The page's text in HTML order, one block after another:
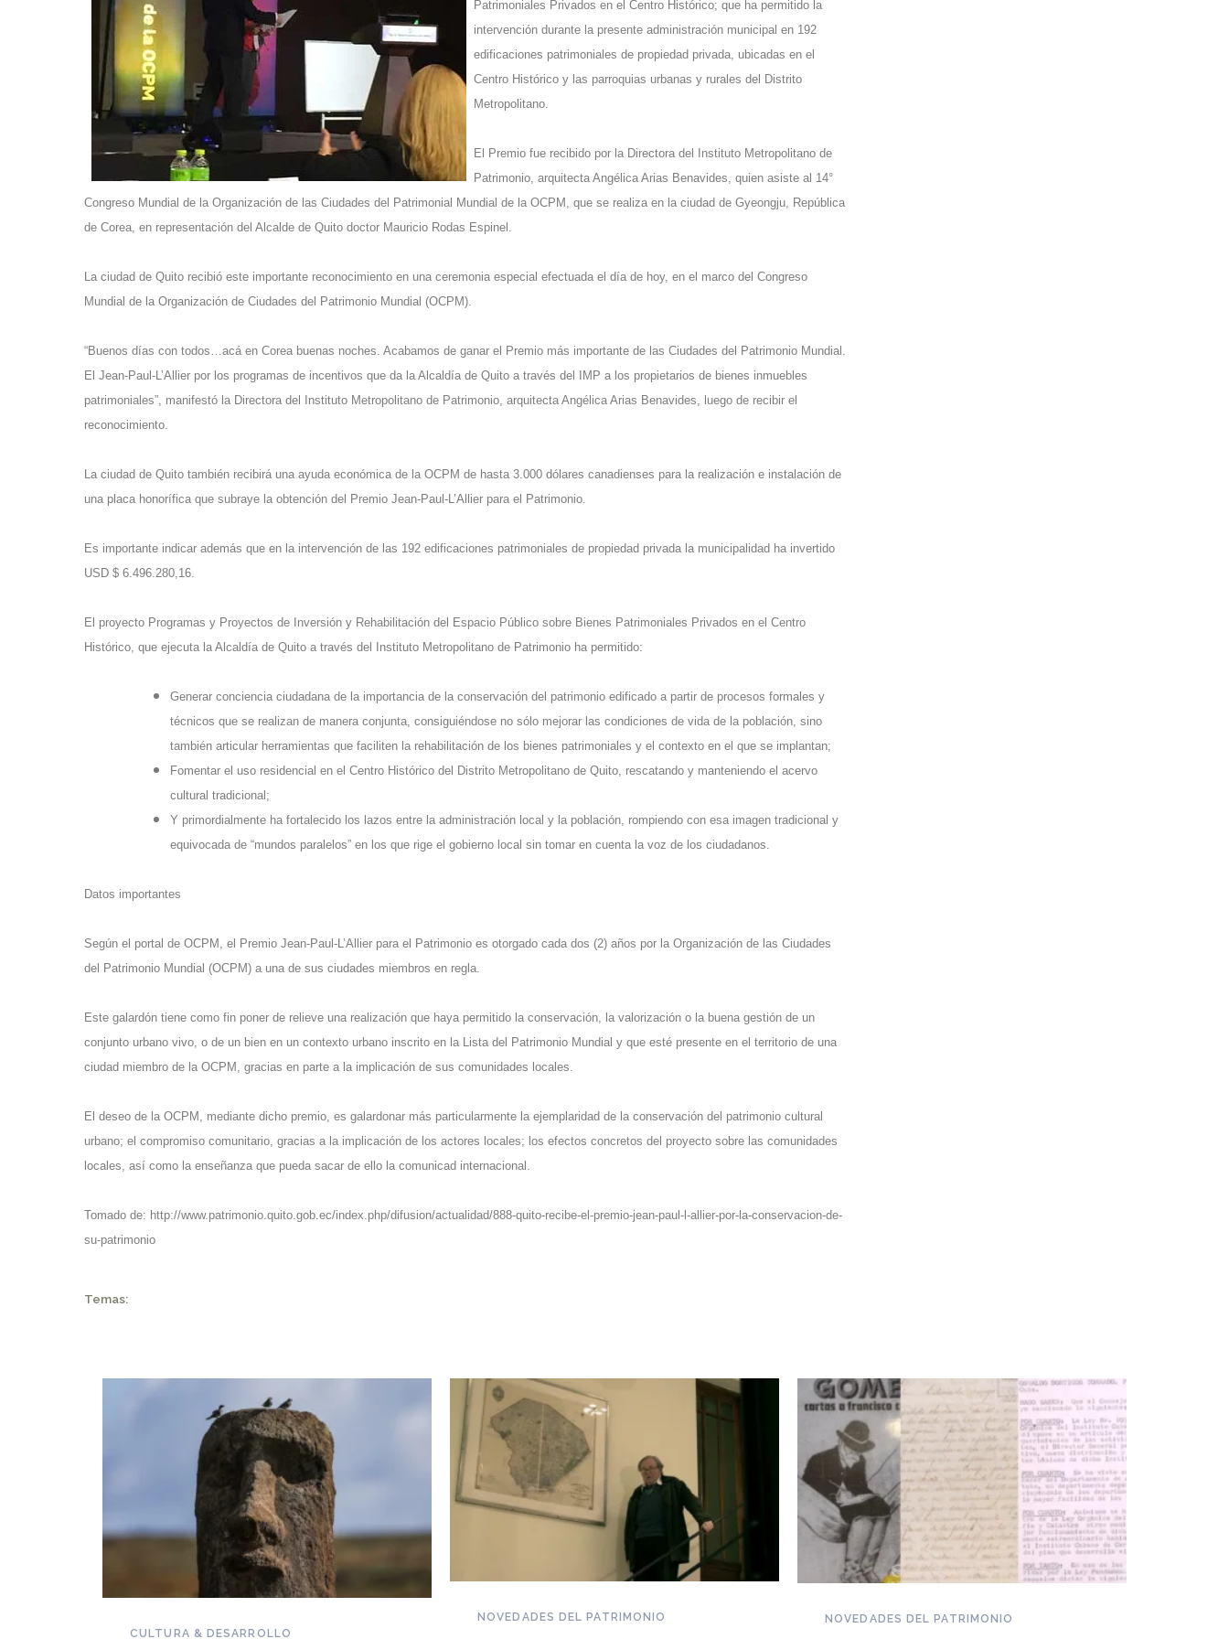
Patrimoniales Privados en el Centro Histórico; que ha permitido la
intervención durante la presente administración municipal en 192
edificaciones patrimoniales de propiedad privada, ubicadas en el
Centro Histórico y las parroquias urbanas y rurales del Distrito
Metropolitano.
El Premio fue recibido por la Directora del Instituto Metropolitano de
Patrimonio, arquitecta Angélica Arias Benavides, quien asiste al 14°
Congreso Mundial de la Organización de las Ciudades del Patrimonial Mundial de la OCPM, que se realiza en la ciudad de Gyeongju, República
de Corea, en representación del Alcalde de Quito doctor Mauricio Rodas Espinel.
La ciudad de Quito recibió este importante reconocimiento en una ceremonia especial efectuada el día de hoy, en el marco del Congreso
Mundial de la Organización de Ciudades del Patrimonio Mundial (OCPM).
“Buenos días con todos…acá en Corea buenas noches. Acabamos de ganar el Premio más importante de las Ciudades del Patrimonio Mundial.
El Jean-Paul-L’Allier por los programas de incentivos que da la Alcaldía de Quito a través del IMP a los propietarios de bienes inmuebles
patrimoniales”, manifestó la Directora del Instituto Metropolitano de Patrimonio, arquitecta Angélica Arias Benavides, luego de recibir el
reconocimiento.
La ciudad de Quito también recibirá una ayuda económica de la OCPM de hasta 3.000 dólares canadienses para la realización e instalación de
una placa honorífica que subraye la obtención del Premio Jean-Paul-L’Allier para el Patrimonio.
Es importante indicar además que en la intervención de las 192 edificaciones patrimoniales de propiedad privada la municipalidad ha invertido
USD $ 6.496.280,16.
El proyecto Programas y Proyectos de Inversión y Rehabilitación del Espacio Público sobre Bienes Patrimoniales Privados en el Centro
Histórico, que ejecuta la Alcaldía de Quito a través del Instituto Metropolitano de Patrimonio ha permitido:
Generar conciencia ciudadana de la importancia de la conservación del patrimonio edificado a partir de procesos formales y
técnicos que se realizan de manera conjunta, consiguiéndose no sólo mejorar las condiciones de vida de la población, sino
también articular herramientas que faciliten la rehabilitación de los bienes patrimoniales y el contexto en el que se implantan;
Fomentar el uso residencial en el Centro Histórico del Distrito Metropolitano de Quito, rescatando y manteniendo el acervo
cultural tradicional;
Y primordialmente ha fortalecido los lazos entre la administración local y la población, rompiendo con esa imagen tradicional y
equivocada de “mundos paralelos” en los que rige el gobierno local sin tomar en cuenta la voz de los ciudadanos.
Datos importantes
Según el portal de OCPM, el Premio Jean-Paul-L’Allier para el Patrimonio es otorgado cada dos (2) años por la Organización de las Ciudades
del Patrimonio Mundial (OCPM) a una de sus ciudades miembros en regla.
Este galardón tiene como fin poner de relieve una realización que haya permitido la conservación, la valorización o la buena gestión de un
conjunto urbano vivo, o de un bien en un contexto urbano inscrito en la Lista del Patrimonio Mundial y que esté presente en el territorio de una
ciudad miembro de la OCPM, gracias en parte a la implicación de sus comunidades locales.
El deseo de la OCPM, mediante dicho premio, es galardonar más particularmente la ejemplaridad de la conservación del patrimonio cultural
urbano; el compromiso comunitario, gracias a la implicación de los actores locales; los efectos concretos del proyecto sobre las comunidades
locales, así como la enseñanza que pueda sacar de ello la comunicad internacional.
Tomado de: http://www.patrimonio.quito.gob.ec/index.php/difusion/actualidad/888-quito-recibe-el-premio-jean-paul-l-allier-por-la-conservacion-de-
su-patrimonio
Temas:
NOVEDADES DEL PATRIMONIO
Piden reconocer a la dulcería